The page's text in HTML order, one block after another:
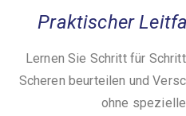
Praktischer
Lernen Sie Schritt für
Scheren beurteilen und
ohne